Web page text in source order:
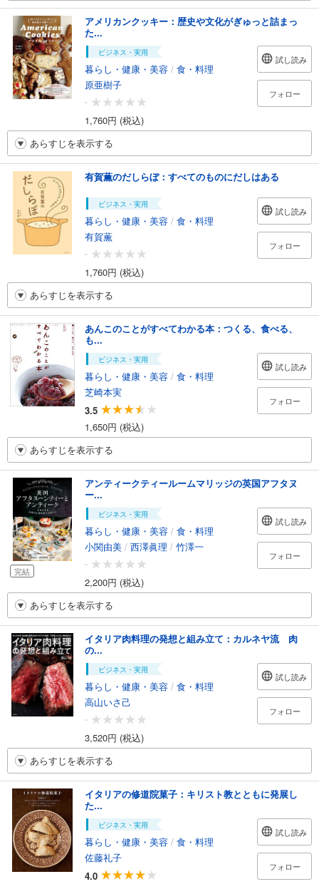
アメリカンクッキー：歴史や文化がぎゅっと詰まっ
た...
ビジネス・実用
暮らし・健康・美容 / 食・料理
原亜樹子
-
1,760円 (税込)
試し読み
フォロー
あらすじを表示する
有賀薫のだしらぼ：すべてのものにだしはある
ビジネス・実用
暮らし・健康・美容 / 食・料理
有賀薫
-
1,760円 (税込)
試し読み
フォロー
あらすじを表示する
あんこのことがすべてわかる本：つくる、食べる、
も...
ビジネス・実用
暮らし・健康・美容 / 食・料理
芝崎本実
3.5
1,650円 (税込)
試し読み
フォロー
あらすじを表示する
完結
アンティークティールームマリッジの英国アフタヌ
ー...
ビジネス・実用
暮らし・健康・美容 / 食・料理
小関由美 / 西澤眞理 / 竹澤一
-
2,200円 (税込)
試し読み
フォロー
あらすじを表示する
イタリア肉料理の発想と組み立て：カルネヤ流 肉
の...
ビジネス・実用
暮らし・健康・美容 / 食・料理
高山いさ己
-
3,520円 (税込)
試し読み
フォロー
あらすじを表示する
イタリアの修道院菓子：キリスト教とともに発展し
た...
ビジネス・実用
暮らし・健康・美容 / 食・料理
佐藤礼子
4.0
試し読み
フォロー